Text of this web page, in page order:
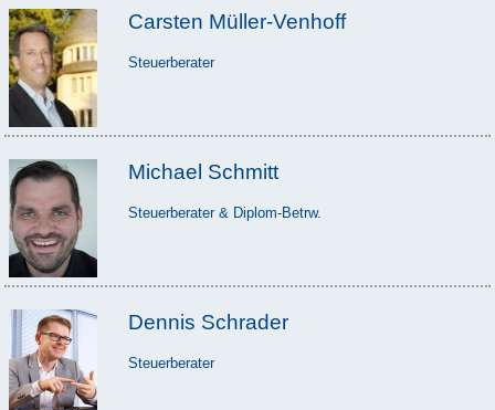
Carsten Müller-Venhoff
Steuerberater
Michael Schmitt
Steuerberater & Diplom-Betrw.
Dennis Schrader
Steuerberater